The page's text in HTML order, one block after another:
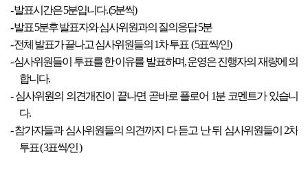
- 발표시간은 5분입니다. (5분씩)
- 발표 5분후 발표자와 심사위원과의 질의응답 5분
- 전체 발표가 끝나고 심사위원들의 1차 투표 ( 5표씩/인)
- 심사위원들이 투표를 한 이유를 발표하며, 운영은 진행자의 재량에 의
합니다.
- 심사위원의 의견개진이 끝나면 곧바로 플로어 1분 코멘트가 있습니
다.
- 참가자들과 심사위원들의 의견까지 다 듣고 난 뒤 심사위원들이 2차
투표 ( 3표씩/인 )